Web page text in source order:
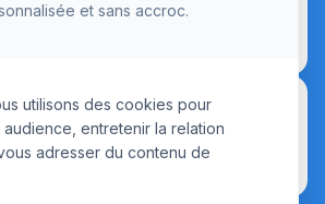
et sans accroc.
utilisons des cookies pour
entretenir la relation
adresser du contenu de